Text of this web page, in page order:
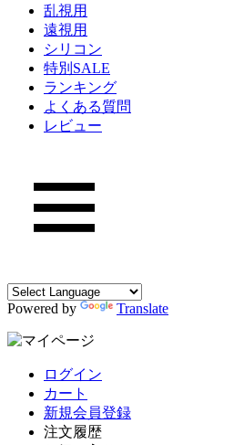
乱視用
遠視用
シリコン
特別SALE
ランキング
よくある質問
レビュー
Powered by Translate
ログイン
カート
新規会員登録
注文履歴